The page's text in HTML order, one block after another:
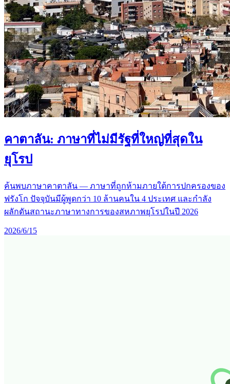
คาตาลัน: ภาษาที่ไม่มีรัฐที่ใหญ่ที่สุดใน
ยุโรป
ค้นพบภาษาคาตาลัน — ภาษาที่ถูกห้ามภายใต้การปกครองของ
ฟรังโก ปัจจุบันมีผู้พูดกว่า 10 ล้านคนใน 4 ประเทศ และกำลัง
ผลักดันสถานะภาษาทางการของสหภาพยุโรปในปี 2026
2026/6/15